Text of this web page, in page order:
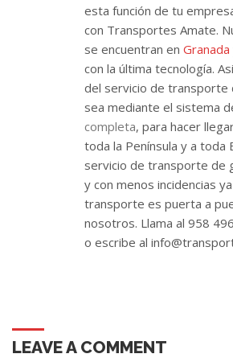
esta función de tu
con Transportes Amate.
se encuentran en Granada
con la última tecnología.
del servicio de transporte
sea mediante el sistema
completa, para hacer
toda la Península y a toda
servicio de transporte de
y con menos incidencias
transporte es puerta a
nosotros. Llama al 958
o escribe al
LEAVE A COMMENT